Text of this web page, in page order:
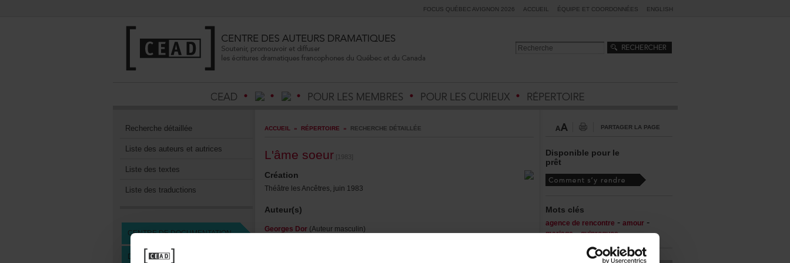
FOCUSQUÉBECAVIGNON2026 ACCUEIL ÉQUIPEETCOORDONNÉES ENGLISH
Recherchedétaillée
Listedesauteursetautrices
Listedestextes
Listedestraductions
CENTREDEDOCUMENTATION
DEVENIRMEMBREDUCEAD
ACCUEIL » RÉPERTOIRE » RECHERCHEDÉTAILLÉE
L'âmesoeur [1983]
Création
ThéâtrelesAncêtres,juin1983
Auteur(s)
GeorgesDor(Auteurmasculin)
PARTAGERLAPAGE
Disponiblepourle
prêt
Motsclés
agencederencontre - amour-
mariage-quiproquos